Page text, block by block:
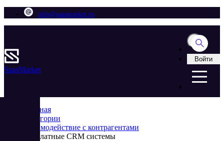
info@saasmarket.ru
SaasMarket
Войти
Главная
Категории
Взаимодействие с контрагентами
Бесплатные CRM системы